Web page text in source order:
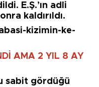
E.Ş.’ın adli
kaldırıldı.
AMA 2 YIL 8 AY
sabit gördüğü